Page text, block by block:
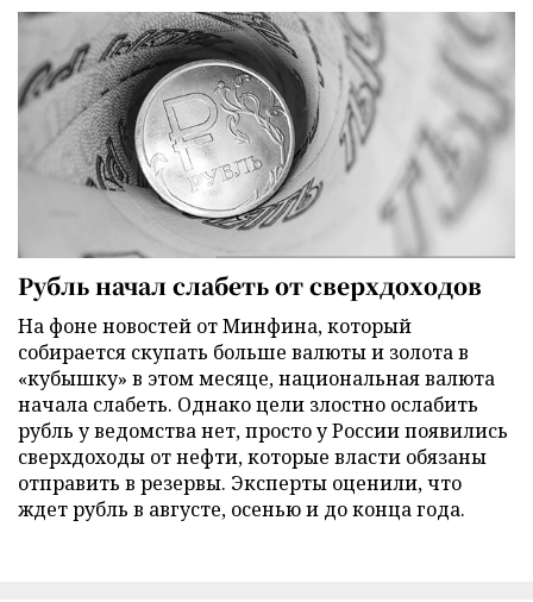
Рубль начал слабеть от сверхдоходов
На фоне новостей от Минфина, который
собирается скупать больше валюты и золота в
«кубышку» в этом месяце, национальная валюта
начала слабеть. Однако цели злостно ослабить
рубль у ведомства нет, просто у России появились
сверхдоходы от нефти, которые власти обязаны
отправить в резервы. Эксперты оценили, что
ждет рубль в августе, осенью и до конца года.